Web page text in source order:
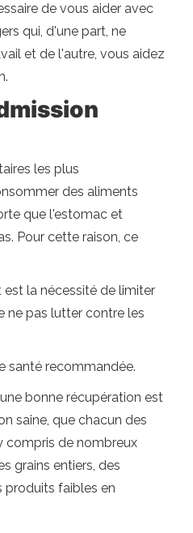
de vous aider avec
qui, d'une part, ne
et de l'autre, vous aidez
les plus
des aliments
que l'estomac et
Pour cette raison, ce
la nécessité de limiter
ne pas lutter contre les
santé recommandée.
bonne récupération est
saine, que chacun des
compris de nombreux
grains entiers, des
produits faibles en